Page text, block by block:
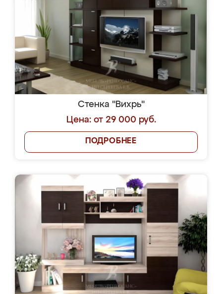
Стенка "Вихрь"
Цена: от 29 000 руб.
ПОДРОБНЕЕ